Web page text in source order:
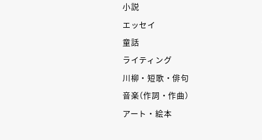
小説
エッセイ
童話
ライティング
川柳・短歌・俳句
音楽（作詞・作曲）
アート・絵本